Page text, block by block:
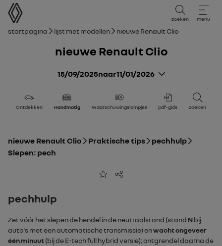
Gebruikershandleiding
zoeken menu
broodkruimelnavigatie
Startpagina Lijst met modellen nieuwe Renault Clio
nieuwe Renault Clio
15/09/2025naar11/01/2026
Ontdekken Handmatig Waarschuwingslampjes pdf-gids zoeken
nieuwe Renault Clio Praktische tips
pechhulp
Slepen: pech
Toevoegen aan favorieten
Delen
pechhulp
Zet vóór het slepen de hendel in de neutraalstand (stand Nbij
auto's met een automatische transmissie) enwacht ongeveer
één minuut(bij deE-tech full hybridversie); ontgrendel daarna de